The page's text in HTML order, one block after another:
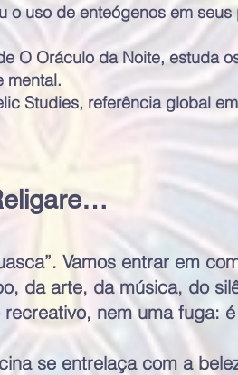
o uso de enteógenos em
O Oráculo da Noite, estuda
mental.
Studies, referência global
Vamos entrar em
da arte, da música, do
nem uma fuga:
se entrelaça com a